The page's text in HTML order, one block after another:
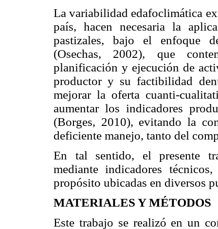
La variabilidad edafoclimática
país, hacen necesaria la
pastizales, bajo el enfoque
(Osechas, 2002), que
planificación y ejecución de
productor y su factibilidad
mejorar la oferta cuanti-
aumentar los indicadores
(Borges, 2010), evitando la
deficiente manejo, tanto del
En tal sentido, el presente
mediante indicadores
propósito ubicadas en diversos
MATERIALES Y MÉTODOS
Este trabajo se realizó en un